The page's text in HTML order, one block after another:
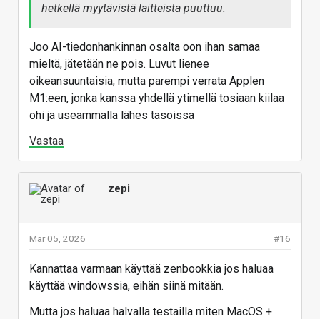
Ydin (Single): ~2 900–3 000
Ydin (Single): ~3 100
Moniydin (Multi): ~9 500–10 000
Karkea vertailu
Pro
~3467 ~8550 lähtötaso
Ryzen 5 7600 ~3300 ~9500
moniydin
hetkellä myytävistä laitteista puuttuu.
Joo AI-tiedonhankinnan osalta oon ihan samaa
mieltä, jätetään ne pois. Luvut lienee
oikeansuuntaisia, mutta parempi verrata Applen
M1:een, jonka kanssa yhdellä ytimellä tosiaan kiilaa
ohi ja useammalla lähes tasoissa
Vastaa
zepi
#16
Mar 05, 2026
Kannattaa varmaan käyttää zenbookkia jos haluaa
käyttää windowssia, eihän siinä mitään.
Mutta jos haluaa halvalla testailla miten MacOS +